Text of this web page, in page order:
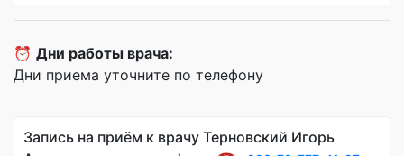
⏰ Дни работы врача:
Дни приема уточните по телефону
Запись на приём к врачу Терновский Игорь